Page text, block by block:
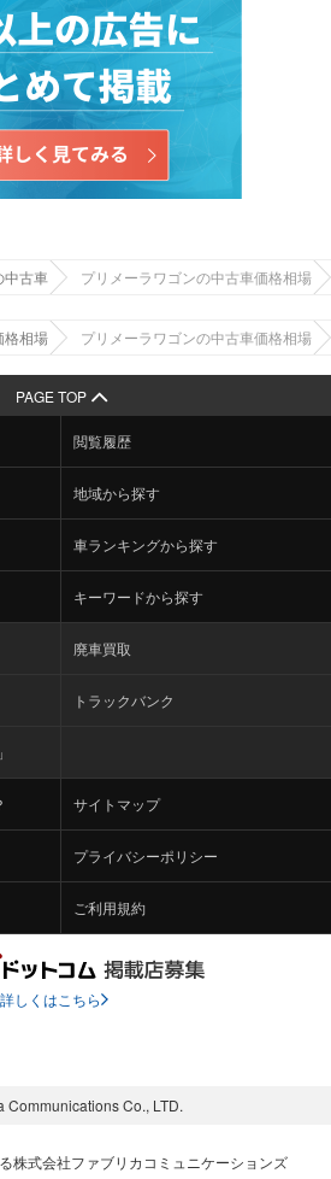
中古車 プリメーラワゴンの中古車価格相場
格相場 プリメーラワゴンの中古車価格相場
PAGE TOP
閲覧履歴
地域から探す
車ランキングから探す
キーワードから探す
廃車買取
トラックバンク
サイトマップ
プライバシーポリシー
ご利用規約
詳しくはこちら
Communications Co., LTD.
株式会社ファブリカコミュニケーションズ